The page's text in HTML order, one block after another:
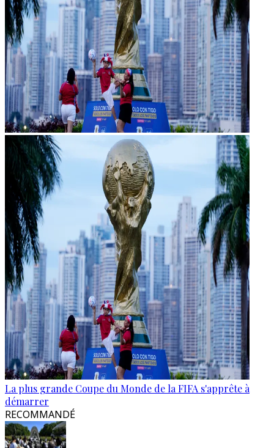
La plus grande Coupe du Monde de la FIFA s'apprête à
démarrer
RECOMMANDÉ